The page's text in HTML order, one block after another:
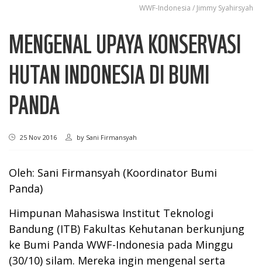
WWF-Indonesia / Jimmy Syahirsyah
MENGENAL UPAYA KONSERVASI
HUTAN INDONESIA DI BUMI
PANDA
25 Nov 2016 by Sani Firmansyah
Oleh: Sani Firmansyah (Koordinator Bumi
Panda)
Himpunan Mahasiswa Institut Teknologi
Bandung (ITB) Fakultas Kehutanan berkunjung
ke Bumi Panda WWF-Indonesia pada Minggu
(30/10) silam. Mereka ingin mengenal serta